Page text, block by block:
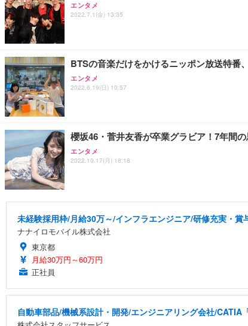
エンタメ
2022.7.1(金) 13:35
BTSの音楽だけをかけるニッポン放送特番
エンタメ
2022.6.19(日) 10:57
櫻坂46・菅井友香が卒業グラビア！7年間
エンタメ
2022.10.17(月) 18:18
未経験採用枠/月給30万～/インフラエンジニア/研修充実・賞
ナナイロモバイル株式会社
東京都
月給30万円～60万円
正社員
自動車部品/機械系設計・開発/エンジニアリング会社/CATIA